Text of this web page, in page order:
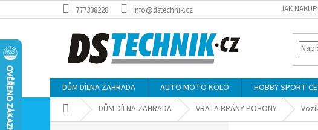
na
777338228 info@dstechnik.cz JAK
DŮM DÍLNA ZAHRADA AUTO MOTO KOLO HOBBY SPORT
Domů DŮM DÍLNA ZAHRADA VRATA BRÁNY POHONY